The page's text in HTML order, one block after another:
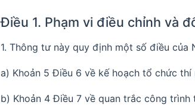
Điều 1. Phạm vi điều chỉnh và
1. Thông tư này quy định một số điều
a) Khoản 5 Điều 6 về kế hoạch tổ chức thí
b) Khoản 4 Điều 7 về quan trắc công